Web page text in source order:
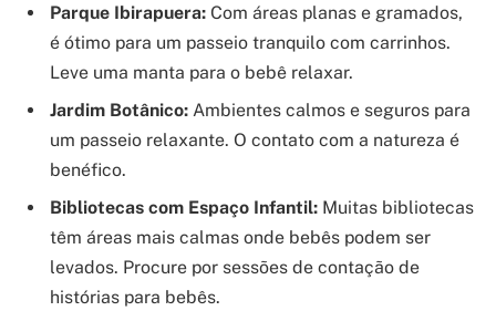
Parque Ibirapuera: Com áreas planas e gramados,
é ótimo para um passeio tranquilo com carrinhos.
Leve uma manta para o bebê relaxar.
Jardim Botânico: Ambientes calmos e seguros para
um passeio relaxante. O contato com a natureza é
benéfico.
Bibliotecas com Espaço Infantil: Muitas bibliotecas
têm áreas mais calmas onde bebês podem ser
levados. Procure por sessões de contação de
histórias para bebês.